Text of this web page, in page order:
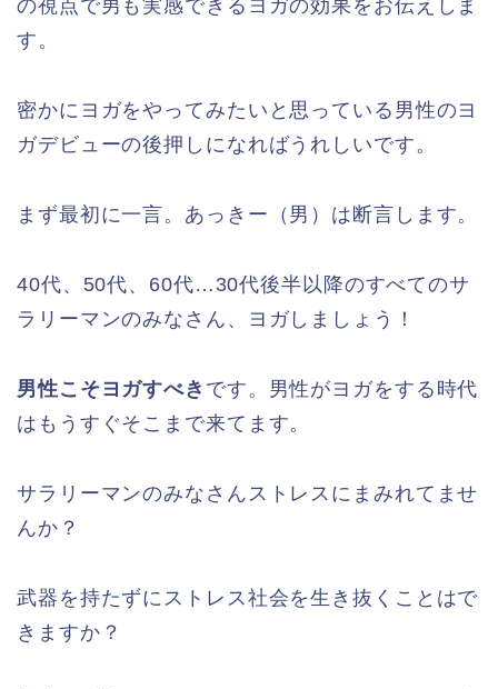
の視点で男も実感できるヨガの効果をお伝えしま
す。
密かにヨガをやってみたいと思っている男性のヨ
ガデビューの後押しになればうれしいです。
まず最初に一言。あっきー（男）は断言します。
40代、50代、60代…30代後半以降のすべてのサ
ラリーマンのみなさん、ヨガしましょう！
男性こそヨガすべき です。男性がヨガをする時代
はもうすぐそこまで来てます。
サラリーマンのみなさんストレスにまみれてませ
んか？
武器を持たずにストレス社会を生き抜くことはで
きますか？